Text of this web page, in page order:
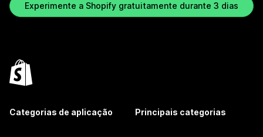
Experimente a Shopify gratuitamente durante 3 dias
Categorias de aplicação Principais categorias